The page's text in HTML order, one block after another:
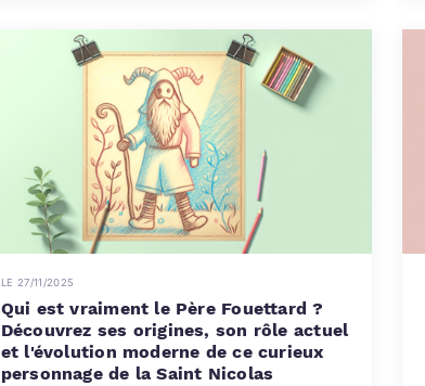
LE 27/11/2025
Qui est vraiment le Père Fouettard ?
Découvrez ses origines, son rôle actuel
et l'évolution moderne de ce curieux
personnage de la Saint Nicolas